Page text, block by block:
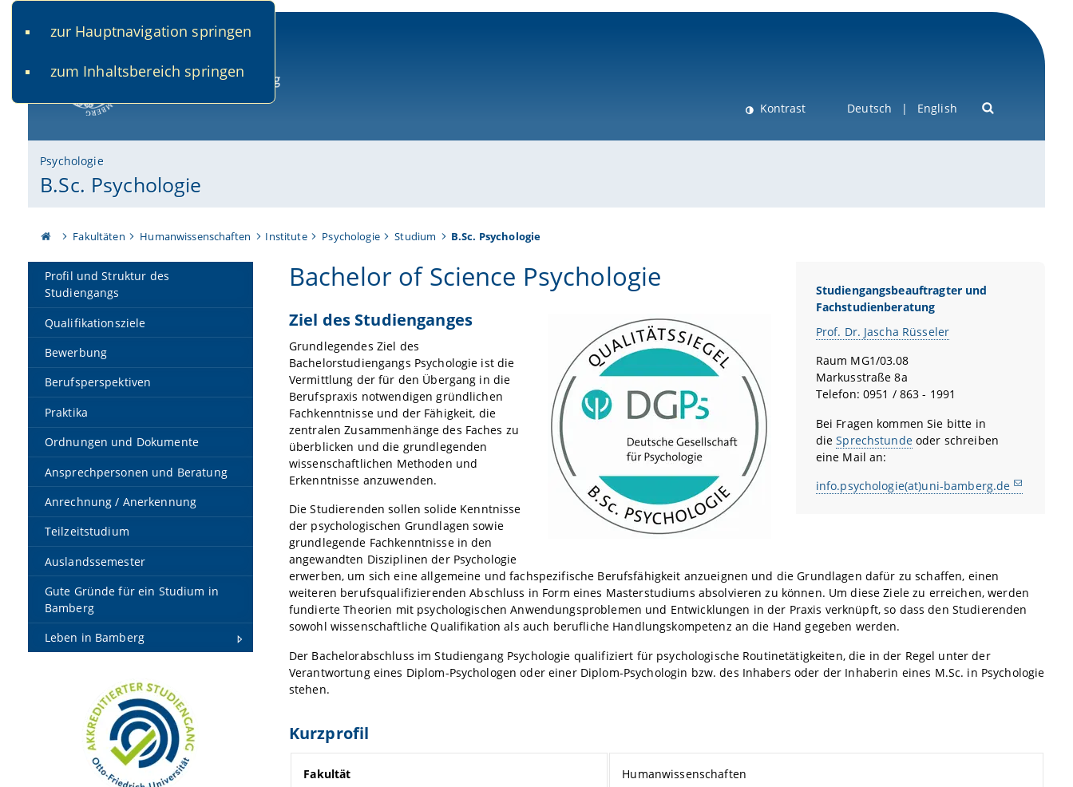
zur Hauptnavigation springen
zum Inhaltsbereich springen
Kontrast Deutsch English
Psychologie
B.Sc. Psychologie
Fakultäten Humanwissenschaften Institute Psychologie Studium B.Sc. Psychologie
Profil und Struktur des
Studiengangs
Qualifikationsziele
Bewerbung
Berufsperspektiven
Praktika
Ordnungen und Dokumente
Ansprechpersonen und Beratung
Anrechnung / Anerkennung
Teilzeitstudium
Auslandssemester
Gute Gründe für ein Studium in
Bamberg
Leben in Bamberg
Studiengangsbeauftragter und
Fachstudienberatung
Prof. Dr. Jascha Rüsseler
Raum MG1/03.08
Markusstraße 8a
Telefon: 0951 / 863 - 1991
Bei Fragen kommen Sie bitte in
dieSprechstundeoder schreiben
eine Mail an:
info.psychologie(at)uni-bamberg.de
Bachelor of Science Psychologie
Ziel des Studienganges
Grundlegendes Ziel des
Bachelorstudiengangs Psychologie ist die
Vermittlung der für den Übergang in die
Berufspraxis notwendigen gründlichen
Fachkenntnisse und der Fähigkeit, die
zentralen Zusammenhänge des Faches zu
überblicken und die grundlegenden
wissenschaftlichen Methoden und
Erkenntnisse anzuwenden.
Die Studierenden sollen solide Kenntnisse
der psychologischen Grundlagen sowie
grundlegende Fachkenntnisse in den
angewandten Disziplinen der Psychologie
erwerben, um sich eine allgemeine und fachspezifische Berufsfähigkeit anzueignen und die Grundlagen dafür zu schaffen, einen
weiteren berufsqualifizierenden Abschluss in Form eines Masterstudiums absolvieren zu können. Um diese Ziele zu erreichen, werden
fundierte Theorien mit psychologischen Anwendungsproblemen und Entwicklungen in der Praxis verknüpft, so dass den Studierenden
sowohl wissenschaftliche Qualifikation als auch berufliche Handlungskompetenz an die Hand gegeben werden.
Der Bachelorabschluss im Studiengang Psychologie qualifiziert für psychologische Routinetätigkeiten, die in der Regel unter der
Verantwortung eines Diplom-Psychologen oder einer Diplom-Psychologin bzw. des Inhabers oder der Inhaberin eines M.Sc. in Psychologie
stehen.
Kurzprofil
Fakultät Humanwissenschaften